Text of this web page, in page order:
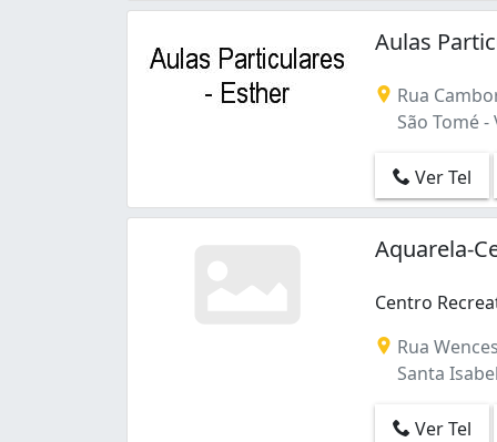
Aulas
Rua
São Tomé -
Ver Tel
Aquarela-
Centro
Rua
Santa
Ver Tel